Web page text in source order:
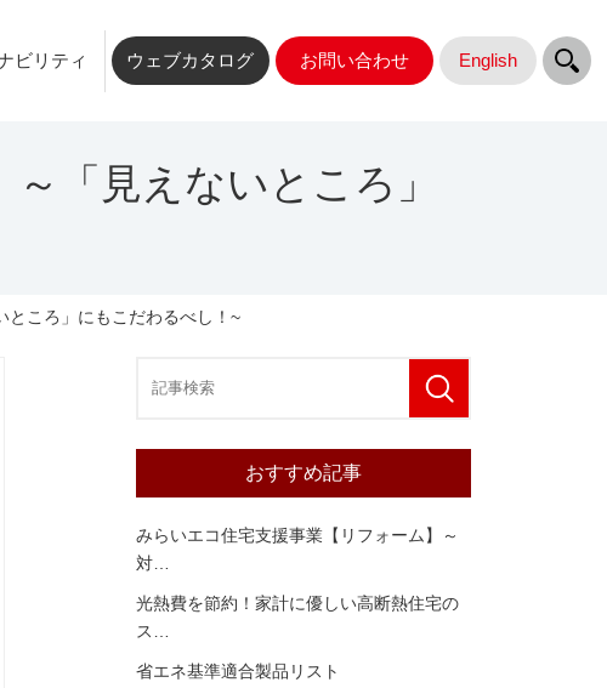
ビリティ ウェブカタログ お問い合わせ English
「見えないところ」
ころ」にもこだわるべし！~
おすすめ記事
みらいエコ住宅支援事業【リフォーム】～
対
光熱費を節約！家計に優しい高断熱住宅の
ス
省エネ基準適合製品リスト